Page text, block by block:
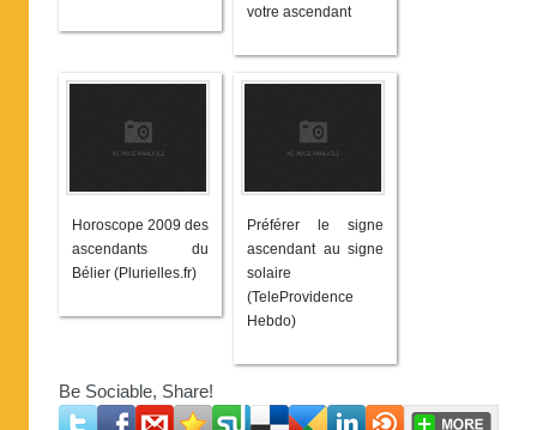
votre ascendant
Horoscope 2009 des
ascendants du
Bélier (Plurielles.fr)
Préférer le signe
ascendant au signe
solaire
(TeleProvidence
Hebdo)
Be Sociable, Share!